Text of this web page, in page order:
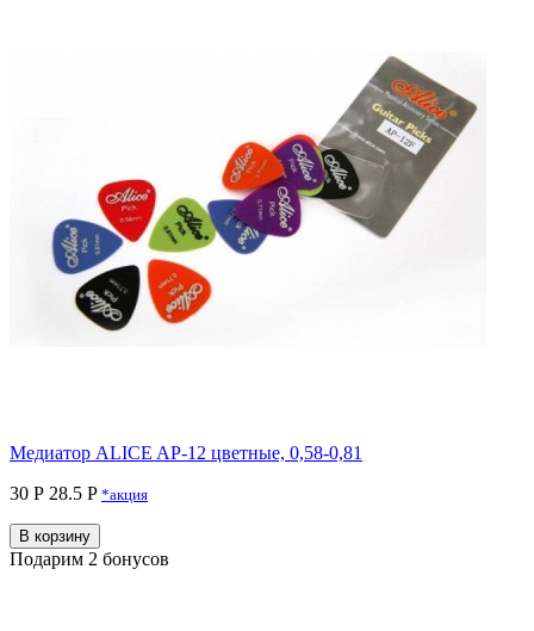
Медиатор ALICE AP-12 цветные, 0,58-0,81
30 Р 28.5 P *акция
В корзину
Подарим 2 бонусов